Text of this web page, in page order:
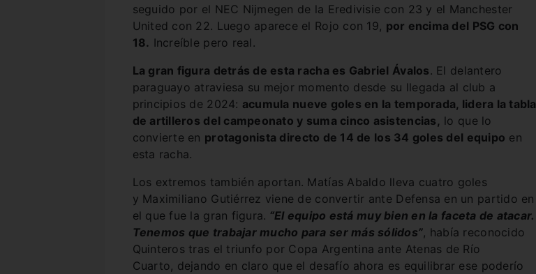
seguido por el NEC Nijmegen de la Eredivisie con 23 y el Manchester
United con 22. Luego aparece el Rojo con 19, por encima del PSG con
18. Increíble pero real.
La gran figura detrás de esta racha es Gabriel Ávalos . El delantero
paraguayo atraviesa su mejor momento desde su llegada al club a
principios de 2024: acumula nueve goles en la temporada, lidera la tabla
de artilleros del campeonato y suma cinco asistencias, lo que lo
convierte en protagonista directo de 14 de los 34 goles del equipo en
esta racha.
Los extremos también aportan. Matías Abaldo lleva cuatro goles
y Maximiliano Gutiérrez viene de convertir ante Defensa en un partido en
el que fue la gran figura. “El equipo está muy bien en la faceta de atacar.
Tenemos que trabajar mucho para ser más sólidos”, había reconocido
Quinteros tras el triunfo por Copa Argentina ante Atenas de Río
Cuarto, dejando en claro que el desafío ahora es equilibrar ese poderío